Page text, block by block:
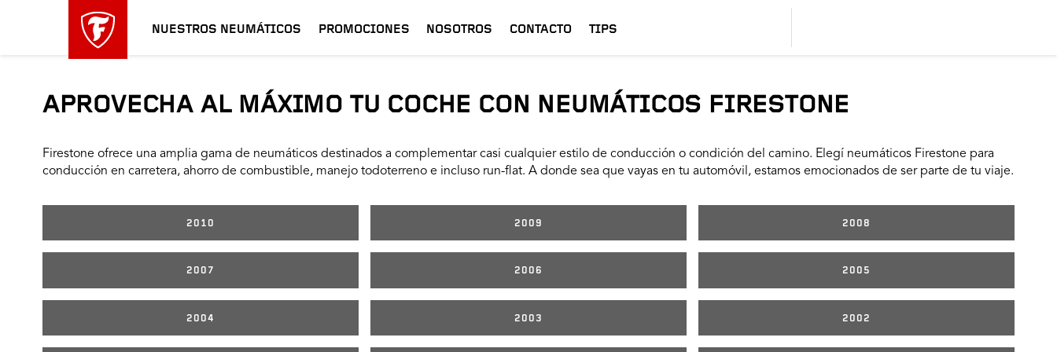
NUESTROS NEUMÁTICOS PROMOCIONES NOSOTROS CONTACTO TIPS
APROVECHA AL MÁXIMO TU COCHE CON NEUMÁTICOS FIRESTONE
Firestone ofrece una amplia gama de neumáticos destinados a complementar casi cualquier estilo de conducción o condición del camino. Elegí neumáticos Firestone para
conducción en carretera, ahorro de combustible, manejo todoterreno e incluso run-flat. A donde sea que vayas en tu automóvil, estamos emocionados de ser parte de tu viaje.
2010 2009 2008
2007 2006 2005
2004 2003 2002